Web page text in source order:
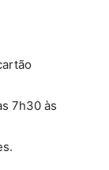
7h30 às